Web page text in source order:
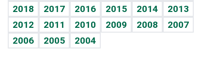
Eñe
Celebrando la vida
Sin complejos
Crucigramas
2018
2017 2016 2015 2014
2013
2012
2011 2010 2009 2008
2007
2006
2005 2004